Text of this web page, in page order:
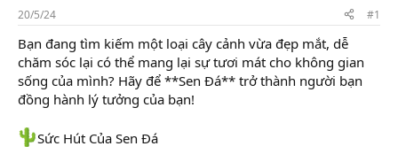
s
t
a
r
t
e
r
20/5/24 #1
Bạn đang tìm kiếm một loại cây cảnh vừa đẹp mắt, dễ
chăm sóc lại có thể mang lại sự tươi mát cho không gian
sống của mình? Hãy để **Sen Đá** trở thành người bạn
đồng hành lý tưởng của bạn!
Sức Hút Của Sen Đá